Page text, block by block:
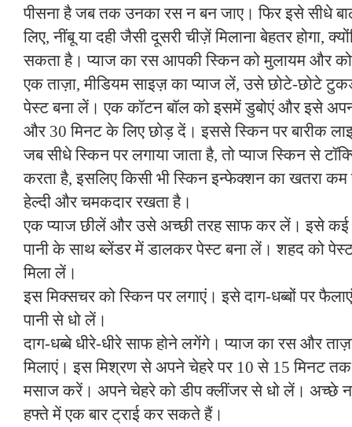
पीसना है जब तक उनका रस न बन जाए। फिर इसे सीधे
लिए, नींबू या दही जैसी दूसरी चीज़ें मिलाना बेहतर होगा,
सकता है। प्याज का रस आपकी स्किन को मुलायम और
एक ताज़ा, मीडियम साइज़ का प्याज लें, उसे छोटे-छोटे
पेस्ट बना लें। एक कॉटन बॉल को इसमें डुबोएं और इसे
और 30 मिनट के लिए छोड़ दें। इससे स्किन पर बारीक
जब सीधे स्किन पर लगाया जाता है, तो प्याज स्किन से
करता है, इसलिए किसी भी स्किन इन्फेक्शन का खतरा कम
हेल्दी और चमकदार रखता है।
एक प्याज छीलें और उसे अच्छी तरह साफ कर लें। इसे
पानी के साथ ब्लेंडर में डालकर पेस्ट बना लें। शहद को
मिला लें।
इस मिक्सचर को स्किन पर लगाएं। इसे दाग-धब्बों पर
पानी से धो लें।
दाग-धब्बे धीरे-धीरे साफ होने लगेंगे। प्याज का रस और ताज़ा
मिलाएं। इस मिश्रण से अपने चेहरे पर 10 से 15 मिनट
मसाज करें। अपने चेहरे को डीप क्लींजर से धो लें। अच्छे
हफ्ते में एक बार ट्राई कर सकते हैं।